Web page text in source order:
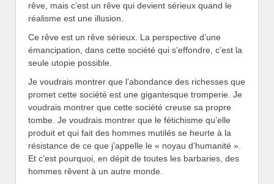
rêve, mais c’est un rêve qui devient sérieux quand le
réalisme est une illusion.
Ce rêve est un rêve sérieux. La perspective d’une
émancipation, dans cette société qui s’effondre, c’est la
seule utopie possible.
Je voudrais montrer que l’abondance des richesses que
promet cette société est une gigantesque tromperie. Je
voudrais montrer que cette société creuse sa propre
tombe. Je voudrais montrer que le fétichisme qu’elle
produit et qui fait des hommes mutilés se heurte à la
résistance de ce que j’appelle le « noyau d’humanité ».
Et c’est pourquoi, en dépit de toutes les barbaries, des
hommes rêvent à un autre monde.